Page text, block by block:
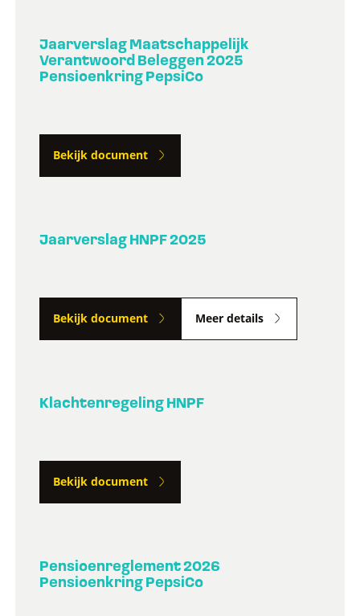
Jaarverslag Maatschappelijk
Verantwoord Beleggen 2025
Pensioenkring PepsiCo
Bekijk document
Jaarverslag HNPF 2025
Bekijk document Meer details
Klachtenregeling HNPF
Bekijk document
Pensioenreglement 2026
Pensioenkring PepsiCo